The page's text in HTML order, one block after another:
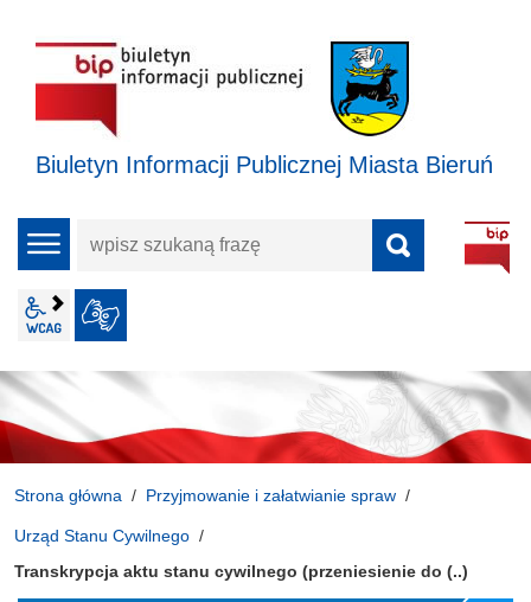
Biuletyn Informacji Publicznej Miasta Bieruń
menu
wpisz
frazę
wcag2.1
Strona główna Przyjmowanie i załatwianie spraw
Urząd Stanu Cywilnego
Transkrypcja aktu stanu cywilnego (przeniesienie do (..)